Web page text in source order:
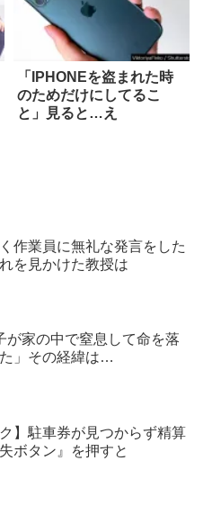
「IPHONEを盗まれた時
のためだけにしてるこ
と」見ると…え
作業員に無礼な発言をした
を見かけた教授は
が家の中で窒息して命を落
」その経緯は…
ク】駐車券が見つからず精算
ボタン』を押すと